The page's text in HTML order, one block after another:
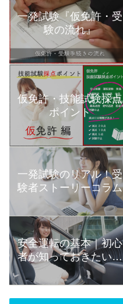
一発試験『仮免許・受
験の流れ』
仮免許・技能試験採点
ポイント
一発試験のリアル！受
験者ストーリーコラム
安全運転の基本｜初心
者が知っておきたい運
転の知識まとめ